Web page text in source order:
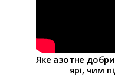
Яке азотне
ярі, чим